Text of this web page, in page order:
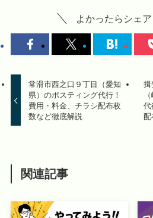
よかったらシェア
常滑市西之口９丁目（愛知
県）のポスティング代行！
費用・料金、チラシ配布枚
数など徹底解説
揖
代
配
関連記事